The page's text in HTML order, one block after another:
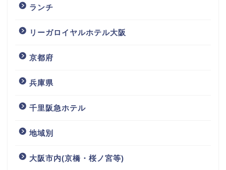
ランチ
リーガロイヤルホテル大阪
京都府
兵庫県
千里阪急ホテル
地域別
大阪市内(京橋・桜ノ宮等)